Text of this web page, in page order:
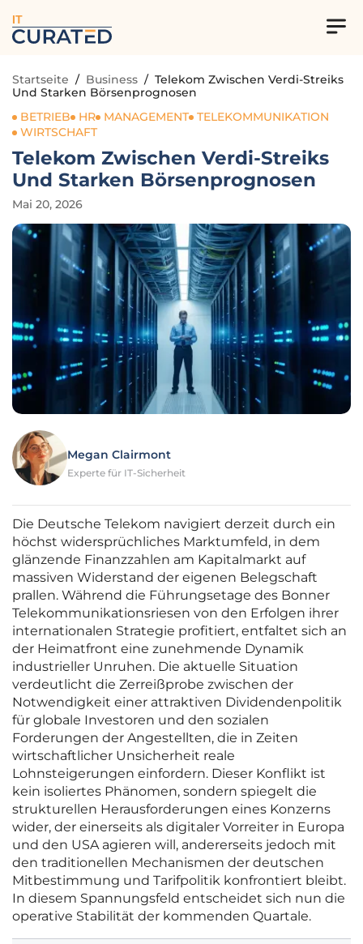
IT
Startseite / Business / Telekom Zwischen Verdi-Streiks
Und Starken Börsenprognosen
BETRIEB
HR MANAGEMENT TELEKOMMUNIKATION
WIRTSCHAFT
Telekom Zwischen Verdi-Streiks
Und Starken Börsenprognosen
Mai 20, 2026
Megan Clairmont
Experte für IT-Sicherheit
Die Deutsche Telekom navigiert derzeit durch ein
höchst widersprüchliches Marktumfeld, in dem
glänzende Finanzzahlen am Kapitalmarkt auf
massiven Widerstand der eigenen Belegschaft
prallen. Während die Führungsetage des Bonner
Telekommunikationsriesen von den Erfolgen ihrer
internationalen Strategie profitiert, entfaltet sich an
der Heimatfront eine zunehmende Dynamik
industrieller Unruhen. Die aktuelle Situation
verdeutlicht die Zerreißprobe zwischen der
Notwendigkeit einer attraktiven Dividendenpolitik
für globale Investoren und den sozialen
Forderungen der Angestellten, die in Zeiten
wirtschaftlicher Unsicherheit reale
Lohnsteigerungen einfordern. Dieser Konflikt ist
kein isoliertes Phänomen, sondern spiegelt die
strukturellen Herausforderungen eines Konzerns
wider, der einerseits als digitaler Vorreiter in Europa
und den USA agieren will, andererseits jedoch mit
den traditionellen Mechanismen der deutschen
Mitbestimmung und Tarifpolitik konfrontiert bleibt.
In diesem Spannungsfeld entscheidet sich nun die
operative Stabilität der kommenden Quartale.